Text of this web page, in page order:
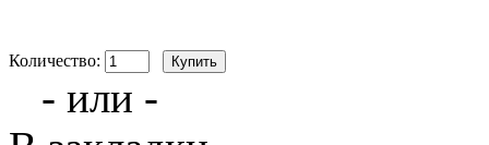
Количество:
- или -